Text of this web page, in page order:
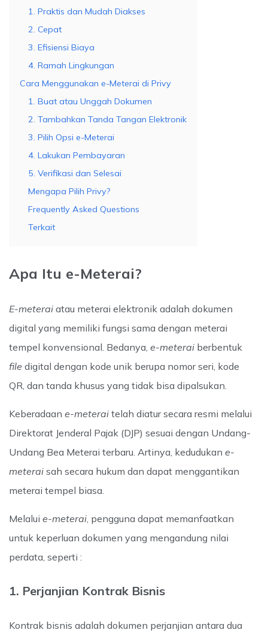
1. Praktis dan Mudah Diakses
2. Cepat
3. Efisiensi Biaya
4. Ramah Lingkungan
Cara Menggunakan e-Meterai di Privy
1. Buat atau Unggah Dokumen
2. Tambahkan Tanda Tangan Elektronik
3. Pilih Opsi e-Meterai
4. Lakukan Pembayaran
5. Verifikasi dan Selesai
Mengapa Pilih Privy?
Frequently Asked Questions
Terkait
Apa Itu e-Meterai?
E-meterai atau meterai elektronik adalah dokumen
digital yang memiliki fungsi sama dengan meterai
tempel konvensional. Bedanya, e-meterai berbentuk
file digital dengan kode unik berupa nomor seri, kode
QR, dan tanda khusus yang tidak bisa dipalsukan.
Keberadaan e-meterai telah diatur secara resmi melalui
Direktorat Jenderal Pajak (DJP) sesuai dengan Undang-
Undang Bea Meterai terbaru. Artinya, kedudukan e-
meterai sah secara hukum dan dapat menggantikan
meterai tempel biasa.
Melalui e-meterai, pengguna dapat memanfaatkan
untuk keperluan dokumen yang mengandung nilai
perdata, seperti :
1. Perjanjian Kontrak Bisnis
Kontrak bisnis adalah dokumen perjanjian antara dua